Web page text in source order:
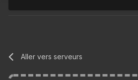
Aller vers serveurs